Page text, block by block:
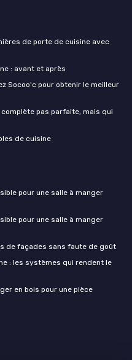
de porte de cuisine avec
: avant et après
Socoo'c pour obtenir le meilleur
pas parfaite, mais qui
de cuisine
pour une salle à manger
pour une salle à manger
de façades sans faute de goût
: les systèmes qui rendent le
en bois pour une pièce